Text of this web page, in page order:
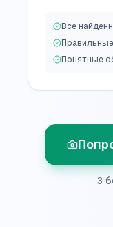
Все
Понятные
3